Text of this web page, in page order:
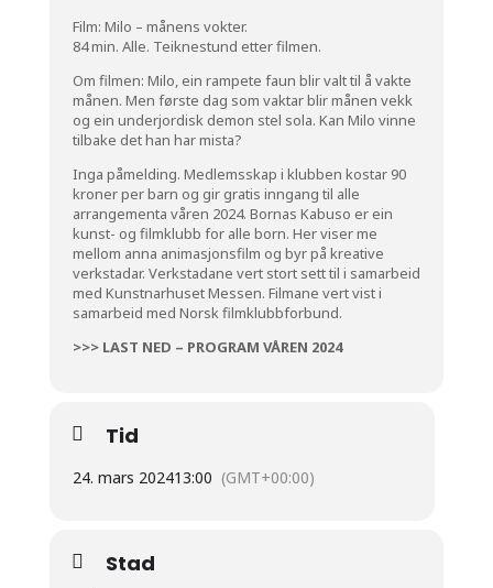
Film: Milo – månens vokter.
84 min. Alle. Teiknestund etter filmen.
Om filmen: Milo, ein rampete faun blir valt til å vakte
månen. Men første dag som vaktar blir månen vekk
og ein underjordisk demon stel sola. Kan Milo vinne
tilbake det han har mista?
Inga påmelding. Medlemsskap i klubben kostar 90
kroner per barn og gir gratis inngang til alle
arrangementa våren 2024. Bornas Kabuso er ein
kunst- og filmklubb for alle born. Her viser me
mellom anna animasjonsfilm og byr på kreative
verkstadar. Verkstadane vert stort sett til i samarbeid
med Kunstnarhuset Messen. Filmane vert vist i
samarbeid med Norsk filmklubbforbund.
>>> LAST NED – PROGRAM VÅREN 2024
Tid
24. mars 202413:00 (GMT+00:00)
Stad